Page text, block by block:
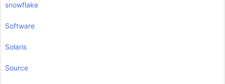
snowflake
Software
Solaris
Source